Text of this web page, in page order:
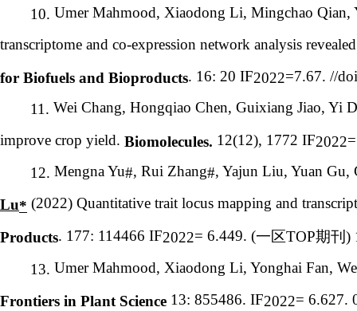
10. Umer Mahmood, Xiaodong Li, Mingchao
transcriptome and co-expression network analysis
for Biofuels and Bioproducts. 16: 20 IF2022=7.67. //
11. Wei Chang, Hongqiao Chen, Guixiang Jiao,
improve crop yield. Biomolecules. 12(12), 1772 IF2022
12. Mengna Yu#, Rui Zhang#, Yajun Liu, Yuan Gu,
Lu* (2022) Quantitative trait locus mapping and
Products. 177: 114466 IF2022= 6.449. (一区TOP期刊 )
13. Umer Mahmood, Xiaodong Li, Yonghai Fan,
Frontiers in Plant Science 13: 855486. IF2022= 6.627.